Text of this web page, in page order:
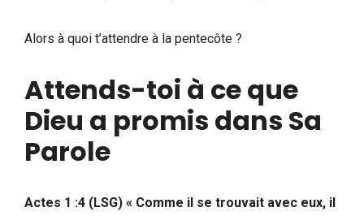
Alors à quoi t’attendre à la pentecôte ?
Attends-toi à ce que
Dieu a promis dans Sa
Parole
Actes 1 :4 (LSG) « Comme il se trouvait avec eux, il